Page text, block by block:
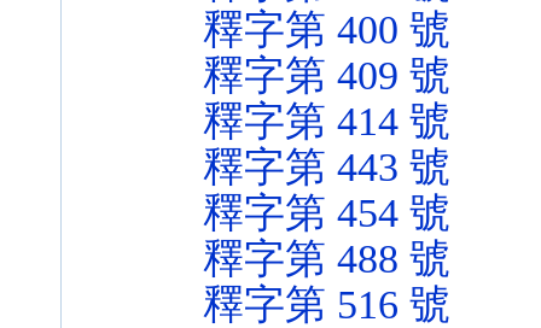
釋字第 400 號
釋字第 409 號
釋字第 414 號
釋字第 443 號
釋字第 454 號
釋字第 488 號
釋字第 516 號